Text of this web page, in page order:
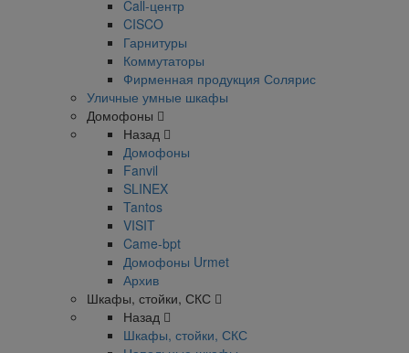
Call-центр
CISCO
Гарнитуры
Коммутаторы
Фирменная продукция Солярис
Уличные умные шкафы
Домофоны
Назад
Домофоны
Fanvil
SLINEX
Tantos
VISIT
Came-bpt
Домофоны Urmet
Архив
Шкафы, стойки, СКС
Назад
Шкафы, стойки, СКС